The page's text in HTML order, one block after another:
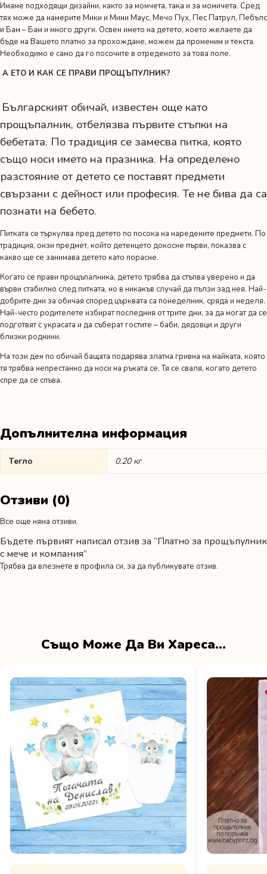
Имаме подходящи дизайни, както за момчета, така и за момичета. Сред
тях може да намерите Мики и Мини Маус, Мечо Пух, Пес Патрул, Пебълс
и Бам – Бам и много други. Освен името на детето, което желаете да
бъде на Вашето платно за прохождане, можем да променим и текста.
Необходимо е само да го посочите в отреденото за това поле.
А ЕТО И КАК СЕ ПРАВИ ПРОЩЪПУЛНИК?
Българският обичай, известен още като
прощъпалник, отбелязва първите стъпки на
бебетата. По традиция се замесва питка, която
също носи името на празника. На определено
разстояние от детето се поставят предмети
свързани с дейност или професия. Те не бива да са
познати на бебето.
Питката се търкулва пред детето по посока на наредените предмети. По
традиция, онзи предмет, който детенцето докосне първи, показва с
какво ще се занимава детето като порасне.
Когато се прави прощъпалника, детето трябва да стъпва уверено и да
върви стабилно след питката, но в никакъв случай да пълзи зад нея. Най-
добрите дни за обичая според църквата са понеделник, сряда и неделя.
Най-често родителете избират последния от трите дни, за да могат да се
подготвят с украсата и да съберат гостите – баби, дядовци и други
близки роднини.
На този ден по обичай бащата подарява златна гривна на майката, която
тя трябва непрестанно да носи на ръката се. Тя се сваля, когато детето
спре да се спъва.
Допълнителна информация
Тегло 0.20 кг
Отзиви (0)
Все още няма отзиви.
Бъдете първият написал отзив за “Платно за прощъпулник
с мече и компания”
Трябва да влезнете в профила си, за да публикувате отзив.
Също Може Да Ви Хареса…